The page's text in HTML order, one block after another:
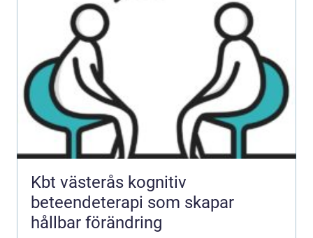
Kbt västerås kognitiv
beteendeterapi som skapar
hållbar förändring